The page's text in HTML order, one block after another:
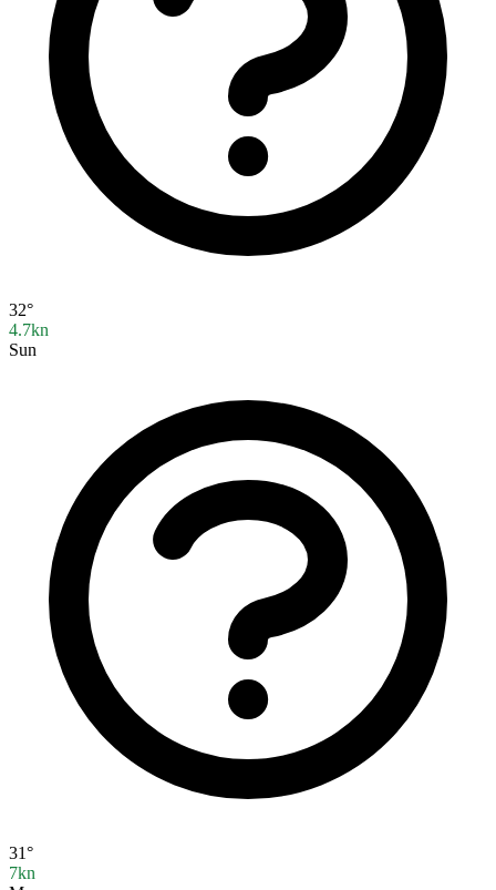
32°
4.7kn
Sun
31°
7kn